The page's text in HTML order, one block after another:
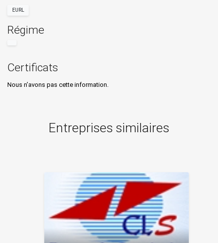
EURL
Régime
Certificats
Nous n’avons pas cette information.
Entreprises similaires